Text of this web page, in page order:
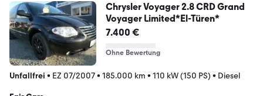
Chrysler Voyager 2.8 CRD Grand
Voyager Limited*El-Türen*
7.400 €
Ohne Bewertung
Unfallfrei • EZ 07/2007• 185.000 km • 110 kW (150 PS) • Diesel